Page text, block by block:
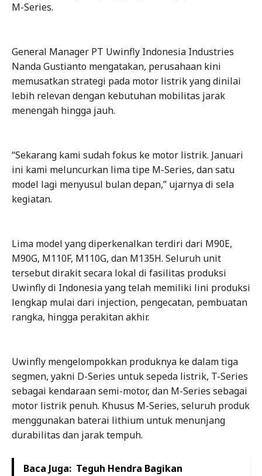
M-Series.
General Manager PT Uwinfly Indonesia Industries
Nanda Gustianto mengatakan, perusahaan kini
memusatkan strategi pada motor listrik yang dinilai
lebih relevan dengan kebutuhan mobilitas jarak
menengah hingga jauh.
“Sekarang kami sudah fokus ke motor listrik. Januari
ini kami meluncurkan lima tipe M-Series, dan satu
model lagi menyusul bulan depan,” ujarnya di sela
kegiatan.
Lima model yang diperkenalkan terdiri dari M90E,
M90G, M110F, M110G, dan M135H. Seluruh unit
tersebut dirakit secara lokal di fasilitas produksi
Uwinfly di Indonesia yang telah memiliki lini produksi
lengkap mulai dari injection, pengecatan, pembuatan
rangka, hingga perakitan akhir.
Uwinfly mengelompokkan produknya ke dalam tiga
segmen, yakni D-Series untuk sepeda listrik, T-Series
sebagai kendaraan semi-motor, dan M-Series sebagai
motor listrik penuh. Khusus M-Series, seluruh produk
menggunakan baterai lithium untuk menunjang
durabilitas dan jarak tempuh.
Baca Juga: Teguh Hendra Bagikan